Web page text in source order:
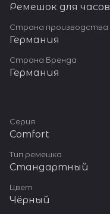
Ремешок для часов
Страна производства
Германия
Страна Бренда
Германия
Серия
Comfort
Тип ремешка
Стандартный
Цвет
Чёрный